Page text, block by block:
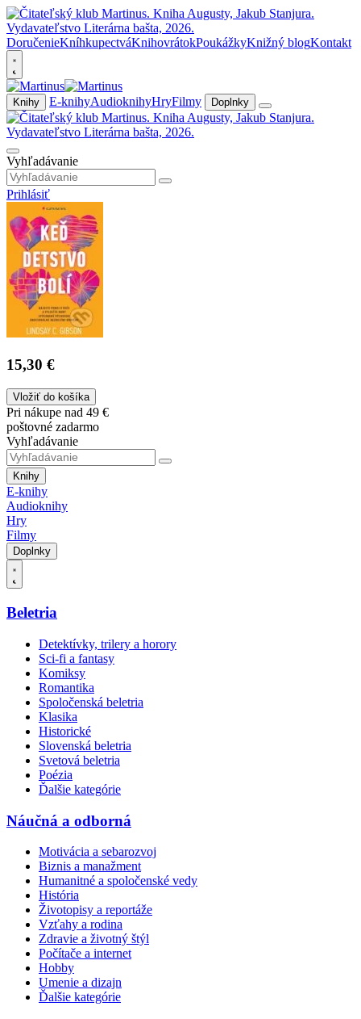
DoručenieKníhkupectváKnihovrátokPoukážkyKnižný blogKontakt
Knihy E-knihyAudioknihyHryFilmy Doplnky
Vyhľadávanie
Prihlásiť
15,30 €
Vložiť do košíka
Pri nákupe nad 49 €
poštovné zadarmo
Vyhľadávanie
Knihy
E-knihy
Audioknihy
Hry
Filmy
Doplnky
Beletria
Detektívky, trilery a horory
Sci-fi a fantasy
Komiksy
Romantika
Spoločenská beletria
Klasika
Historické
Slovenská beletria
Svetová beletria
Poézia
Ďalšie kategórie
Náučná a odborná
Motivácia a sebarozvoj
Biznis a manažment
Humanitné a spoločenské vedy
História
Životopisy a reportáže
Vzťahy a rodina
Zdravie a životný štýl
Počítače a internet
Hobby
Umenie a dizajn
Ďalšie kategórie